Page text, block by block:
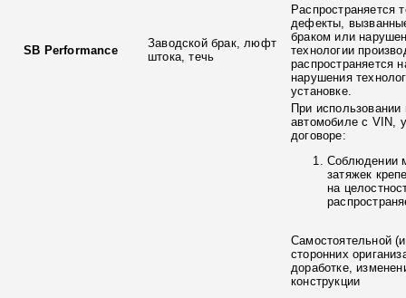
SB Performance
Заводской брак, люфт
штока, течь
Распространяется
дефекты,
браком или
технологии
распространяется
нарушения
установке.
При использовании
автомобиле с VIN,
договоре:
Соблюдении
затяжек
на
Самостоятельной
сторонних
доработке,
конструкции